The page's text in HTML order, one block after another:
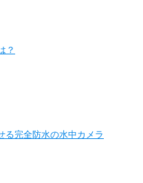
？
る完全防水の水中カメラ